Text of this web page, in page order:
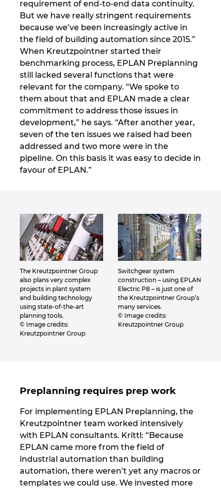
requirement of end-to-end data continuity.
But we have really stringent requirements
because we’ve been increasingly active in
the field of building automation since 2015.”
When Kreutzpointner started their
benchmarking process, EPLAN Preplanning
still lacked several functions that were
relevant for the company. “We spoke to
them about that and EPLAN made a clear
commitment to address those issues in
development,” he says. “After another year,
seven of the ten issues we raised had been
addressed and two more were in the
pipeline. On this basis it was easy to decide in
favour of EPLAN.”
The Kreutzpointner Group
also plans very complex
projects in plant system
and building technology
using state-of-the-art
planning tools.
© Image credits:
Kreutzpointner Group
Switchgear system
construction – using EPLAN
Electric P8 – is just one of
the Kreutzpointner Group’s
many services.
© Image credits:
Kreutzpointner Group
Preplanning requires prep work
For implementing EPLAN Preplanning, the
Kreutzpointner team worked intensively
with EPLAN consultants. Krittl: “Because
EPLAN came more from the field of
industrial automation than building
automation, there weren’t yet any macros or
templates we could use. We invested more
Ukraine
United Arab Emirates
United Kingdom
United States